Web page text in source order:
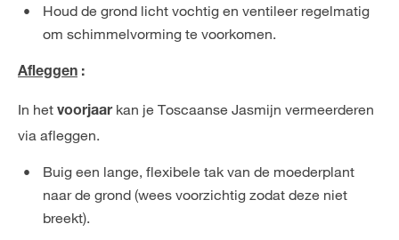
Houd de grond licht vochtig en ventileer regelmatig
om schimmelvorming te voorkomen.
Afleggen :
In het voorjaarkan je Toscaanse Jasmijn vermeerderen
via afleggen.
Buig een lange, flexibele tak van de moederplant
naar de grond (wees voorzichtig zodat deze niet
breekt).